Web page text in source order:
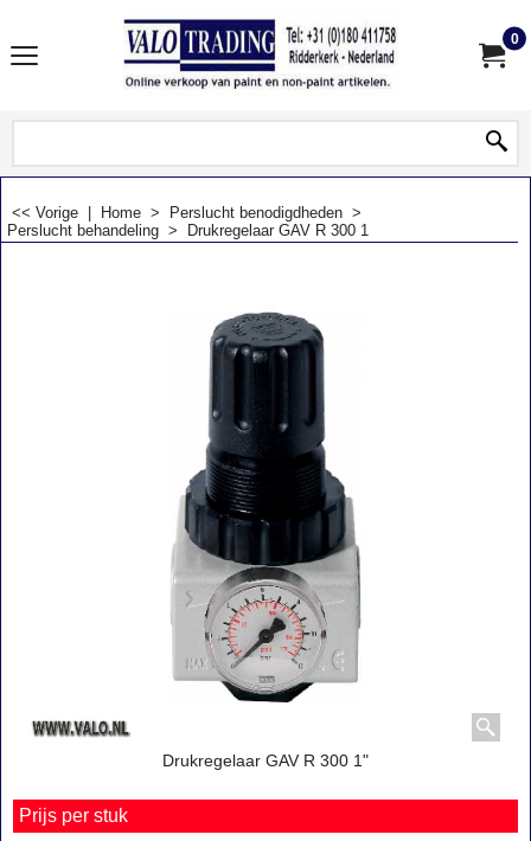
0
<< Vorige Home > Perslucht benodigdheden >
Perslucht behandeling > Drukregelaar GAV R 300 1
Drukregelaar GAV R 300 1"
Prijs per stuk